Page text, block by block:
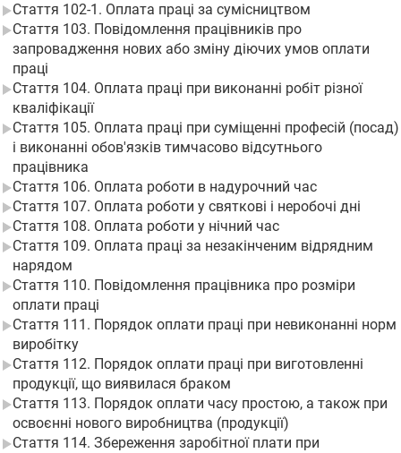
Стаття 102-1. Оплата праці за сумісництвом
Стаття 103. Повідомлення працівників про
запровадження нових або зміну діючих умов оплати
праці
Стаття 104. Оплата праці при виконанні робіт різної
кваліфікації
Стаття 105. Оплата праці при суміщенні професій (посад)
і виконанні обов'язків тимчасово відсутнього
працівника
Стаття 106. Оплата роботи в надурочний час
Стаття 107. Оплата роботи у святкові і неробочі дні
Стаття 108. Оплата роботи у нічний час
Стаття 109. Оплата праці за незакінченим відрядним
нарядом
Стаття 110. Повідомлення працівника про розміри
оплати праці
Стаття 111. Порядок оплати праці при невиконанні норм
виробітку
Стаття 112. Порядок оплати праці при виготовленні
продукції, що виявилася браком
Стаття 113. Порядок оплати часу простою, а також при
освоєнні нового виробництва (продукції)
Стаття 114. Збереження заробітної плати при